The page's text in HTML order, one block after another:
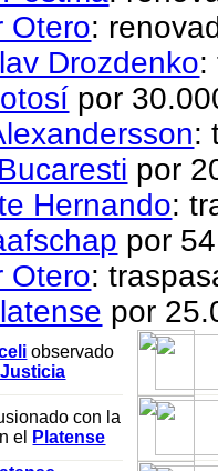
Otero:
Drozdenko:
por
:
por
Hernando:
por
Otero:
por
observado
con la
el
Platense